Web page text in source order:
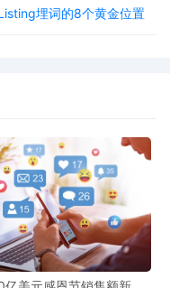
预算的广告活动组合成
键词和用户搜索习惯。手
选出的高转化长尾词，
，
可以定位到与你产品互补
的页面下，吸引那些正在
埋词的8个黄金位置